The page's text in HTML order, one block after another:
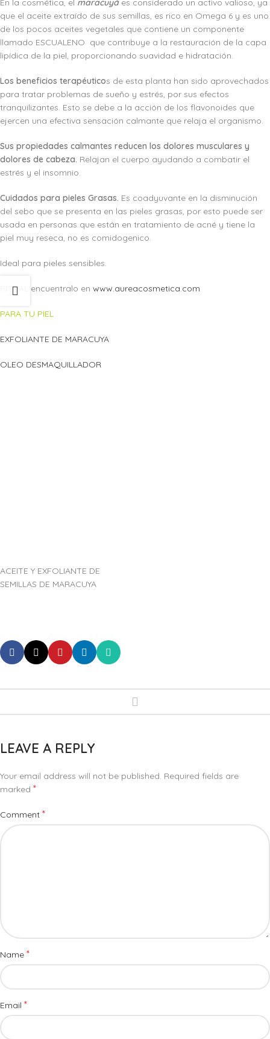
En la cosmética, el maracuyáes considerado un activo valioso, ya
que el aceite extraído de sus semillas, es rico en Omega 6 y es uno
de los pocos aceites vegetales que contiene un componente
llamado ESCUALENO que contribuye a la restauración de la capa
lipídica de la piel, proporcionando suavidad e hidratación.
Los beneficios terapéuticos de esta planta han sido aprovechados
para tratar problemas de sueño y estrés, por sus efectos
tranquilizantes. Esto se debe a la acción de los flavonoides que
ejercen una efectiva sensación calmante que relaja el organismo.
Sus propiedades calmantes reducen los dolores musculares y
dolores de cabeza. Relajan el cuerpo ayudando a combatir el
estrés y el insomnio.
Cuidados para pieles Grasas. Es coadyuvante en la disminución
del sebo que se presenta en las pieles grasas, por esto puede ser
usada en personas que están en tratamiento de acné y tiene la
piel muy reseca, no es comidogenico.
Ideal para pieles sensibles.
RITUAL encuentralo en www.aureacosmetica.com
PARA TU PIEL
EXFOLIANTE DE MARACUYA
OLEO DESMAQUILLADOR
ACEITE Y EXFOLIANTE DE
SEMILLAS DE MARACUYA
LEAVE A REPLY
Your email address will not be published. Required fields are
marked *
Comment *
Name *
Email *